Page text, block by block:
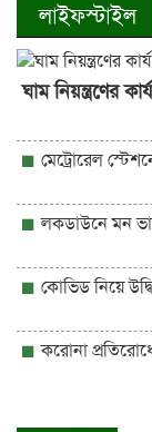
লাইফস্টাইল
ঘাম নিয়ন্ত্রণের
মেট্রোরেল
লকডাউনে মন
কোভিড নিয়ে
করোনা